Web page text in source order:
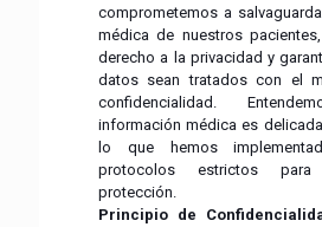
comprometemos a
médica de nuestros
derecho a la privacidad y
datos sean tratados con el
confidencialidad.
información médica es
lo que hemos
protocolos estrictos
protección.
Principio de